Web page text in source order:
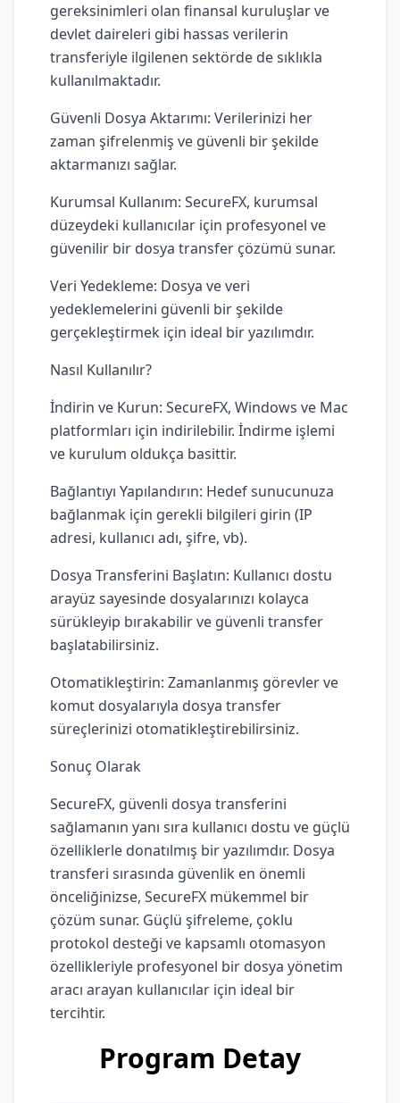
gereksinimleri olan finansal kuruluşlar ve
devlet daireleri gibi hassas verilerin
transferiyle ilgilenen sektörde de sıklıkla
kullanılmaktadır.
Güvenli Dosya Aktarımı: Verilerinizi her
zaman şifrelenmiş ve güvenli bir şekilde
aktarmanızı sağlar.
Kurumsal Kullanım: SecureFX, kurumsal
düzeydeki kullanıcılar için profesyonel ve
güvenilir bir dosya transfer çözümü sunar.
Veri Yedekleme: Dosya ve veri
yedeklemelerini güvenli bir şekilde
gerçekleştirmek için ideal bir yazılımdır.
Nasıl Kullanılır?
İndirin ve Kurun: SecureFX, Windows ve Mac
platformları için indirilebilir. İndirme işlemi
ve kurulum oldukça basittir.
Bağlantıyı Yapılandırın: Hedef sunucunuza
bağlanmak için gerekli bilgileri girin (IP
adresi, kullanıcı adı, şifre, vb).
Dosya Transferini Başlatın: Kullanıcı dostu
arayüz sayesinde dosyalarınızı kolayca
sürükleyip bırakabilir ve güvenli transfer
başlatabilirsiniz.
Otomatikleştirin: Zamanlanmış görevler ve
komut dosyalarıyla dosya transfer
süreçlerinizi otomatikleştirebilirsiniz.
Sonuç Olarak
SecureFX, güvenli dosya transferini
sağlamanın yanı sıra kullanıcı dostu ve güçlü
özelliklerle donatılmış bir yazılımdır. Dosya
transferi sırasında güvenlik en önemli
önceliğinizse, SecureFX mükemmel bir
çözüm sunar. Güçlü şifreleme, çoklu
protokol desteği ve kapsamlı otomasyon
özellikleriyle profesyonel bir dosya yönetim
aracı arayan kullanıcılar için ideal bir
tercihtir.
Program Detay